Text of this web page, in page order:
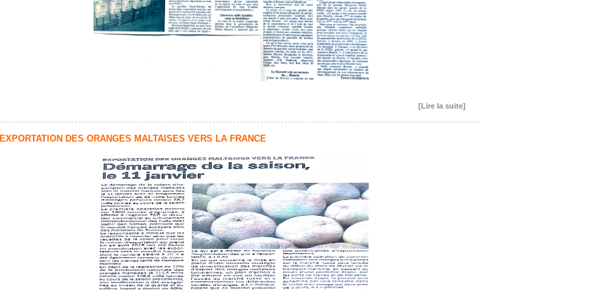
[Lire la suite]
EXPORTATION DES ORANGES MALTAISES VERS LA FRANCE